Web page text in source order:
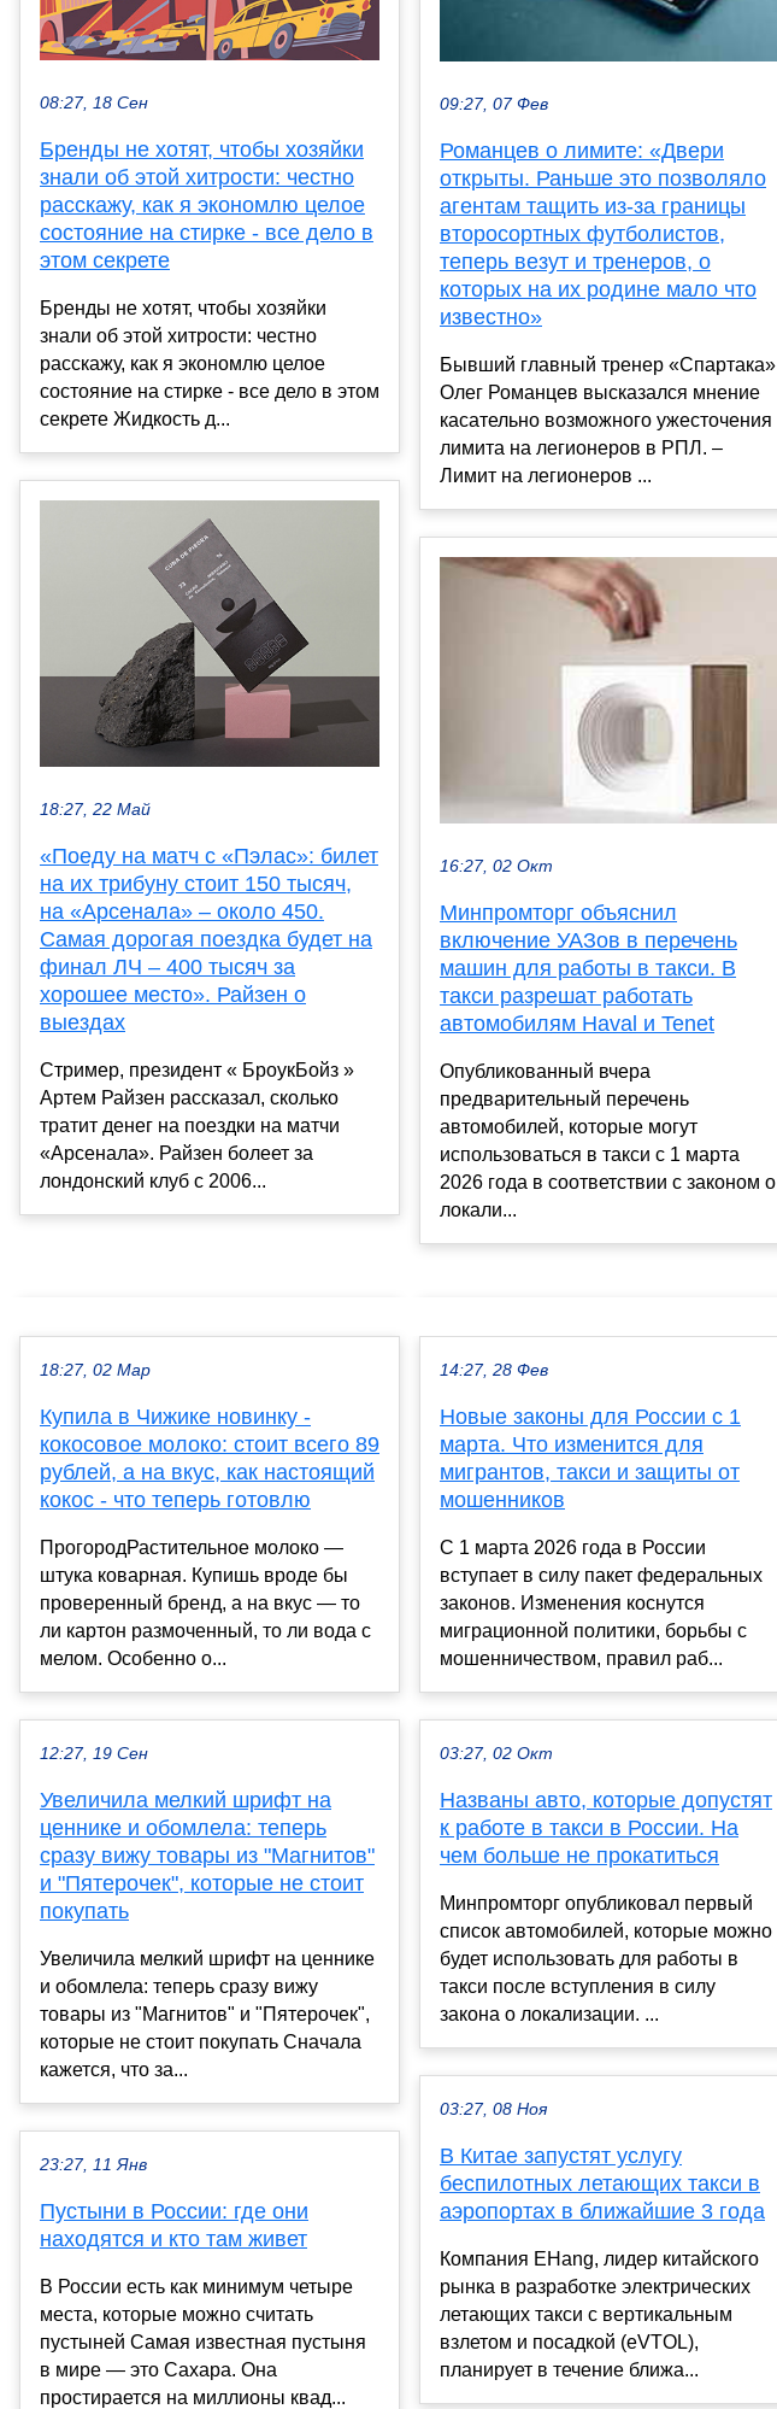
08:27, 18 Сен
Бренды не хотят, чтобы хозяйки
знали об этой хитрости: честно
расскажу, как я экономлю целое
состояние на стирке - все дело в
этом секрете
Бренды не хотят, чтобы хозяйки
знали об этой хитрости: честно
расскажу, как я экономлю целое
состояние на стирке - все дело в этом
секрете Жидкость д...
18:27, 22 Май
«Поеду на матч с «Пэлас»: билет
на их трибуну стоит 150 тысяч,
на «Арсенала» – около 450.
Самая дорогая поездка будет на
финал ЛЧ – 400 тысяч за
хорошее место». Райзен о
выездах
Стример, президент « БроукБойз »
Артем Райзен рассказал, сколько
тратит денег на поездки на матчи
«Арсенала». Райзен болеет за
лондонский клуб с 2006...
09:27, 07 Фев
Романцев о лимите: «Двери
открыты. Раньше это позволяло
агентам тащить из-за границы
второсортных футболистов,
теперь везут и тренеров, о
которых на их родине мало что
известно»
Бывший главный тренер «Спартака»
Олег Романцев высказался мнение
касательно возможного ужесточения
лимита на легионеров в РПЛ. –
Лимит на легионеров ...
16:27, 02 Окт
Минпромторг объяснил
включение УАЗов в перечень
машин для работы в такси. В
такси разрешат работать
автомобилям Haval и Tenet
Опубликованный вчера
предварительный перечень
автомобилей, которые могут
использоваться в такси с 1 марта
2026 года в соответствии с законом о
локали...
18:27, 02 Мар
Купила в Чижике новинку -
кокосовое молоко: стоит всего 89
рублей, а на вкус, как настоящий
кокос - что теперь готовлю
ПрогородРастительное молоко —
штука коварная. Купишь вроде бы
проверенный бренд, а на вкус — то
ли картон размоченный, то ли вода с
мелом. Особенно о...
12:27, 19 Сен
Увеличила мелкий шрифт на
ценнике и обомлела: теперь
сразу вижу товары из "Магнитов"
и "Пятерочек", которые не стоит
покупать
Увеличила мелкий шрифт на ценнике
и обомлела: теперь сразу вижу
товары из "Магнитов" и "Пятерочек",
которые не стоит покупать Сначала
кажется, что за...
23:27, 11 Янв
Пустыни в России: где они
находятся и кто там живет
В России есть как минимум четыре
места, которые можно считать
пустыней Самая известная пустыня
в мире — это Сахара. Она
простирается на миллионы квад...
14:27, 28 Фев
Новые законы для России с 1
марта. Что изменится для
мигрантов, такси и защиты от
мошенников
С 1 марта 2026 года в России
вступает в силу пакет федеральных
законов. Изменения коснутся
миграционной политики, борьбы с
мошенничеством, правил раб...
03:27, 02 Окт
Названы авто, которые допустят
к работе в такси в России. На
чем больше не прокатиться
Минпромторг опубликовал первый
список автомобилей, которые можно
будет использовать для работы в
такси после вступления в силу
закона о локализации. ...
03:27, 08 Ноя
В Китае запустят услугу
беспилотных летающих такси в
аэропортах в ближайшие 3 года
Компания EHang, лидер китайского
рынка в разработке электрических
летающих такси с вертикальным
взлетом и посадкой (eVTOL),
планирует в течение ближа...